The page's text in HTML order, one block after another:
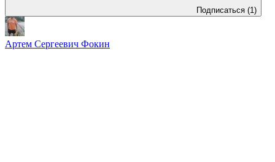
Подписаться (1)
Артем Сергеевич Фокин